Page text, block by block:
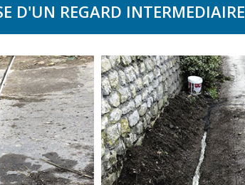
D'UN REGARD INTERMEDIAIRE